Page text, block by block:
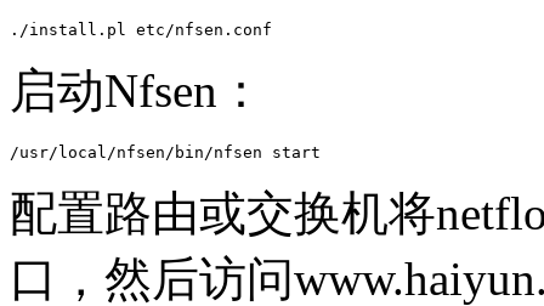
./install.pl etc/nfsen.conf
启动Nfsen：
/usr/local/nfsen/bin/nfsen start
配置路由或交换机将
口，然后访问